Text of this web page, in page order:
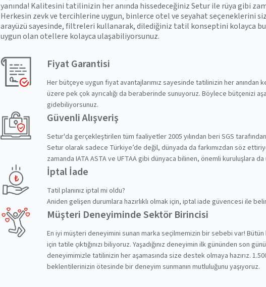
yanında! Kalitesini tatilinizin her anında hissedeceğiniz Setur ile rüya gibi
Herkesin zevk ve tercihlerine uygun, binlerce otel ve seyahat seçeneklerini
arayüzü sayesinde, filtreleri kullanarak, dilediğiniz tatil konseptini kolayca
uygun olan otellere kolayca ulaşabiliyorsunuz.
Fiyat Garantisi
Her bütçeye uygun fiyat avantajlarımız sayesinde tatilinizin her anından
üzere pek çok ayrıcalığı da beraberinde sunuyoruz. Böylece bütçenizi
gidebiliyorsunuz.
Güvenli Alışveriş
Setur'da gerçekleştirilen tüm faaliyetler 2005 yılından beri SGS
Setur olarak sadece Türkiye’de değil, dünyada da farkımızdan söz
zamanda IATA ASTA ve UFTAA gibi dünyaca bilinen, önemli kuruluşlara
İptal İade
Tatil planınız iptal mi oldu?
Aniden gelişen durumlara hazırlıklı olmak için, iptal iade güvencesi ile
Müşteri Deneyiminde Sektör Birincisi
En iyi müşteri deneyimini sunan marka seçilmemizin bir sebebi var!
için tatile çıktığınızı biliyoruz. Yaşadığınız deneyimin ilk gününden son
deneyimimizle tatilinizin her aşamasında size destek olmaya hazırız.
beklentilerinizin ötesinde bir deneyim sunmanın mutluluğunu yaşıyoruz.